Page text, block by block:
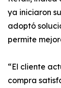
ya iniciaron
adoptó
permite
“El cliente
compra